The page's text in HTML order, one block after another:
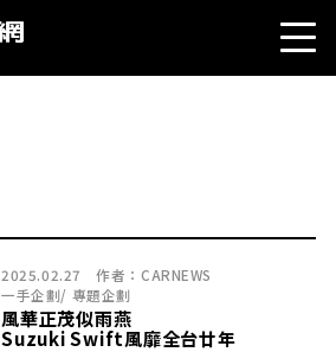
2025.02.27 作者： CARNEWS
一手企劃/ 專題企劃
風華正茂似雨燕
Suzuki Swift風靡全台廿年